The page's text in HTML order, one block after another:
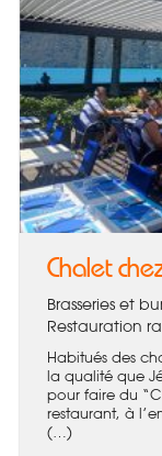
Chalet
Brasseries et
Restauration
Habitués des
la qualité que
pour faire du
restaurant, à
(…)